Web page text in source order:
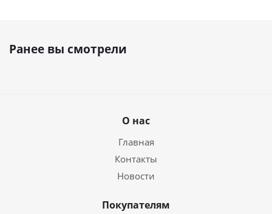
Ранее вы смотрели
О нас
Главная
Контакты
Новости
Покупателям